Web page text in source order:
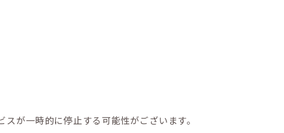
が一時的に停止する可能性がございます。